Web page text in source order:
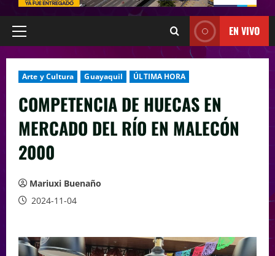
EN VIVO
Arte y Cultura Guayaquil ÚLTIMA HORA
COMPETENCIA DE HUECAS EN
MERCADO DEL RÍO EN MALECÓN
2000
Mariuxi Buenaño
2024-11-04